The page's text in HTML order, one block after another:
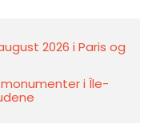
2026 i Paris og
i Île-